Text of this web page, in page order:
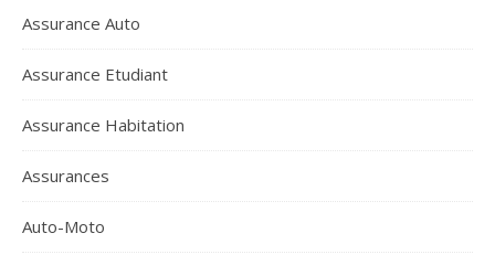
Assurance Auto
Assurance Etudiant
Assurance Habitation
Assurances
Auto-Moto